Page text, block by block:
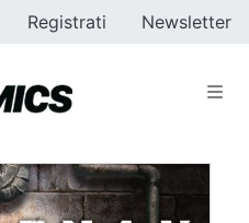
Registrati Newsletter